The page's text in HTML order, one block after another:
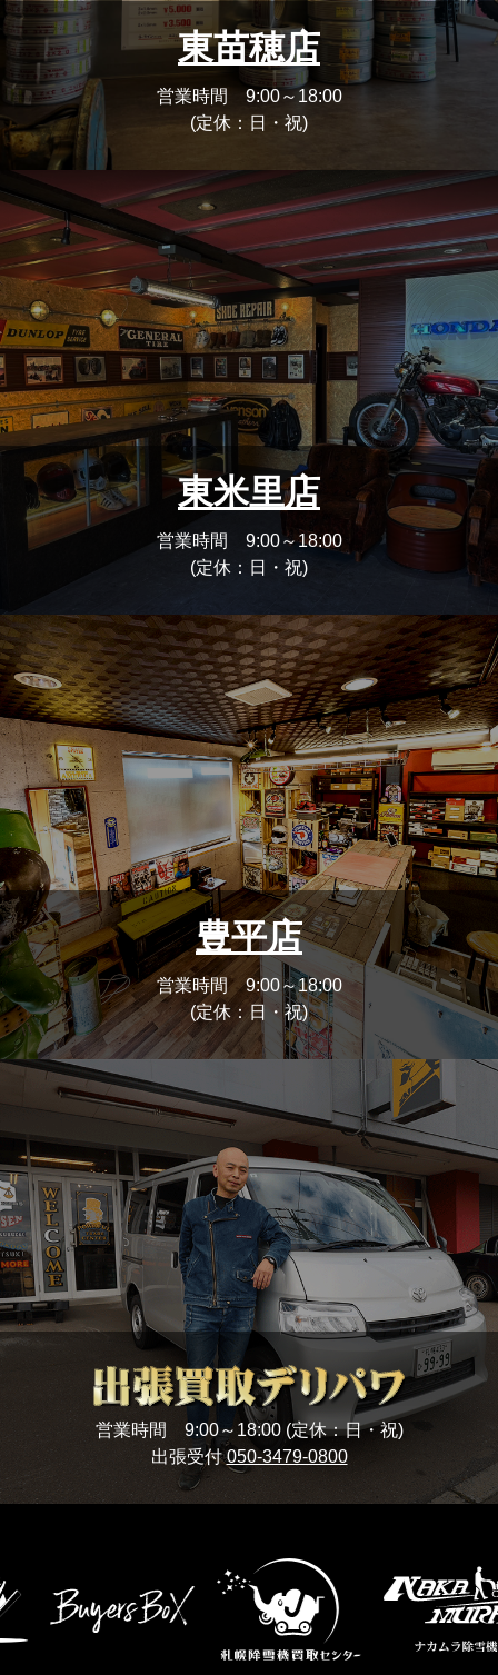
東苗穂店
営業時間 9:00～18:00
(定休：日・祝)
東米里店
営業時間 9:00～18:00
(定休：日・祝)
豊平店
営業時間 9:00～18:00
(定休：日・祝)
営業時間 9:00～18:00 (定休：日・祝)
出張受付050-3479-0800